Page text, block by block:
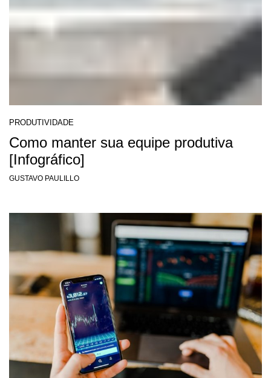
PRODUTIVIDADE
Como manter sua equipe produtiva
[Infográfico]
GUSTAVO PAULILLO